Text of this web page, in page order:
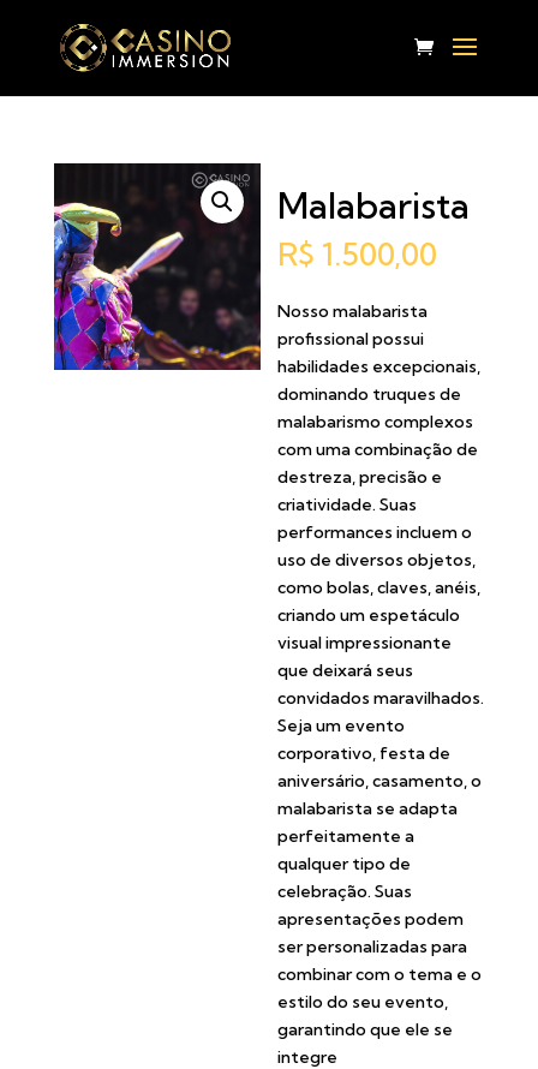
Malabarista
R$ 1.500,00
Nosso malabarista
profissional possui
habilidades excepcionais,
dominando truques de
malabarismo complexos
com uma combinação de
destreza, precisão e
criatividade. Suas
performances incluem o
uso de diversos objetos,
como bolas, claves, anéis,
criando um espetáculo
visual impressionante
que deixará seus
convidados maravilhados.
Seja um evento
corporativo, festa de
aniversário, casamento, o
malabarista se adapta
perfeitamente a
qualquer tipo de
celebração. Suas
apresentações podem
ser personalizadas para
combinar com o tema e o
estilo do seu evento,
garantindo que ele se
integre